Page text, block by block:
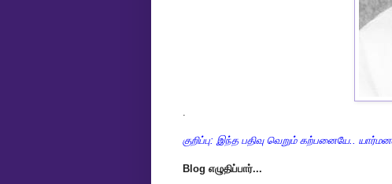
.
குறிப்பு: இந்த பதிவு வெறும் கற்பனையே..
Blog எழுதிப்பார்...